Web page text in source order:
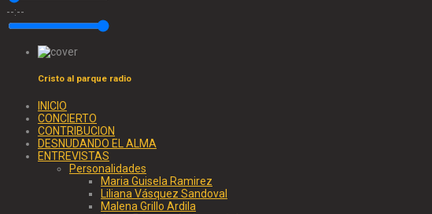
--:--
Cristo al parque radio
INICIO
CONCIERTO
CONTRIBUCION
DESNUDANDO EL ALMA
ENTREVISTAS
Personalidades
Maria Guisela Ramirez
Liliana Vásquez Sandoval
Malena Grillo Ardila